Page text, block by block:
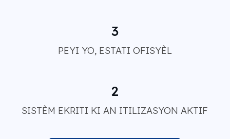
3
PEYI YO, ESTATI OFISYÈL
2
SISTÈM EKRITI KI AN ITILIZASYON AKTIF